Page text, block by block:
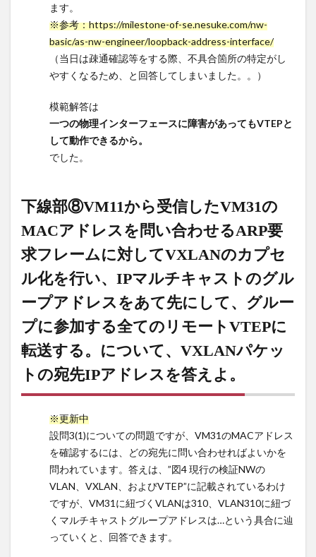
から受
信した
VM31の
MACア
を問い
るARP
要求フ
レーム
に対し
のカプ
セル化
を行
い、IP
マルチ
キャス
ループ
アドレ
スをあ
て先に
グルー
プに参
全ての
リモー
トVTEP
に転送
する。
につい
VXLAN
パケッ
ます。
※参考：https://milestone-of-se.nesuke.com/nw-
basic/as-nw-engineer/loopback-address-interface/
（当日は疎通確認等をする際、不具合箇所の特定がし
やすくなるため、と回答してしまいました。。）
模範解答は
一つの物理インターフェースに障害があってもVTEPと
して動作できるから。
でした。
下線部⑧VM11から受信したVM31の
MACアドレスを問い合わせるARP要
求フレームに対してVXLANのカプセ
ル化を行い、IPマルチキャストのグル
ープアドレスをあて先にして、グルー
プに参加する全てのリモートVTEPに
転送する。について、VXLANパケッ
トの宛先IPアドレスを答えよ。
※更新中
設問3(1)についての問題ですが、VM31のMACアドレス
を確認するには、どの宛先に問い合わせればよいかを
問われています。答えは、”図4 現行の検証NWの
VLAN、VXLAN、およびVTEP”に記載されているわけ
ですが、VM31に紐づくVLANは310、VLAN310に紐づ
くマルチキャストグループアドレスは…という具合に辿
っていくと、回答できます。